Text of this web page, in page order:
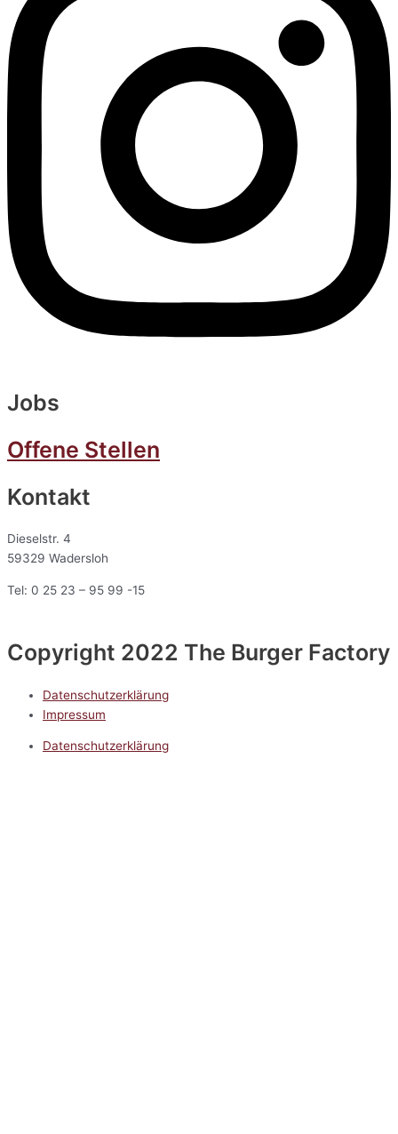
Jobs
Offene Stellen
Kontakt
Dieselstr. 4
59329 Wadersloh
Tel: 0 25 23 – 95 99 -15
Copyright 2022 The Burger Factory
Datenschutzerklärung
Impressum
Datenschutzerklärung